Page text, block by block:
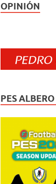
OPINIÓN
PES